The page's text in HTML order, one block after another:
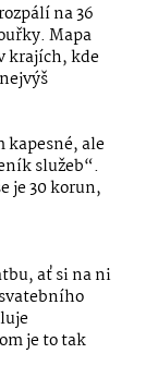
na 36
Mapa
krajích, kde
kapesné, ale
služeb“.
je 30 korun,
ať si na ni
je to tak